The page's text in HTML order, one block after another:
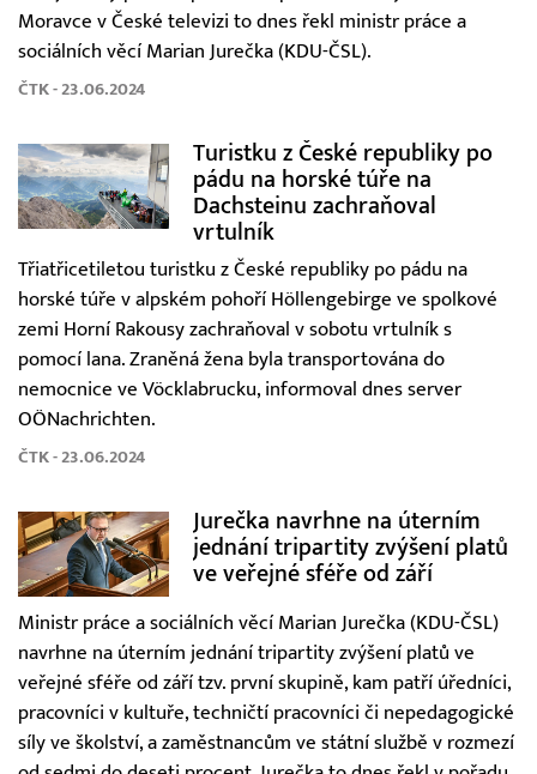
Moravce v České televizi to dnes řekl ministr práce a
sociálních věcí Marian Jurečka (KDU-ČSL).
ČTK - 23.06.2024
Turistku z České republiky po
pádu na horské túře na
Dachsteinu zachraňoval
vrtulník
Třiatřicetiletou turistku z České republiky po pádu na
horské túře v alpském pohoří Höllengebirge ve spolkové
zemi Horní Rakousy zachraňoval v sobotu vrtulník s
pomocí lana. Zraněná žena byla transportována do
nemocnice ve Vöcklabrucku, informoval dnes server
OÖNachrichten.
ČTK - 23.06.2024
Jurečka navrhne na úterním
jednání tripartity zvýšení platů
ve veřejné sféře od září
Ministr práce a sociálních věcí Marian Jurečka (KDU-ČSL)
navrhne na úterním jednání tripartity zvýšení platů ve
veřejné sféře od září tzv. první skupině, kam patří úředníci,
pracovníci v kultuře, techničtí pracovníci či nepedagogické
síly ve školství, a zaměstnancům ve státní službě v rozmezí